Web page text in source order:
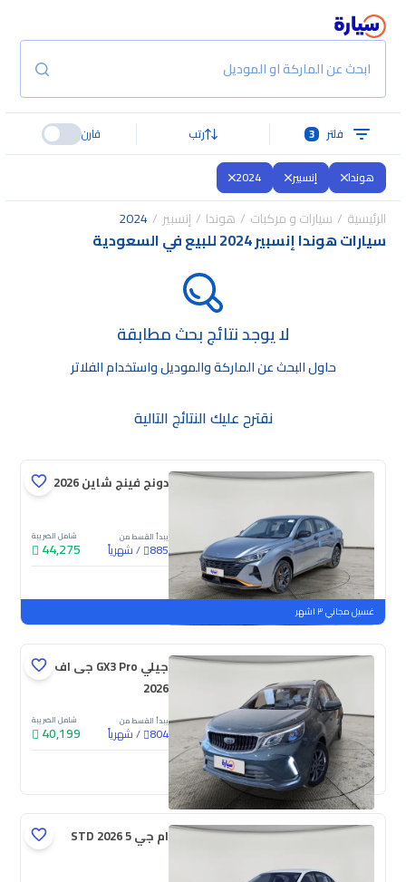
ابحث عن الماركة او الموديل
فلتر 3 رتب قارن
هوندا إنسبير 2024
الرئيسية سيارات و مركبات هوندا إنسبير 2024
سيارات هوندا إنسبير 2024 للبيع في السعودية
لا يوجد نتائج بحث مطابقة
حاول البحث عن الماركة والموديل واستخدام الفلاتر
نقترح عليك النتائج التالية
دونج فينج شاين E1 2026
يبدأ القسط من
885
/شهرياً
شامل الضريبة
44,275
جديدة
غسيل مجاني ٣ اشهر
جيلي GX3 Pro جى اف
2026
يبدأ القسط من
804
/شهرياً
شامل الضريبة
40,199
جديدة
ام جي 5 STD 2026